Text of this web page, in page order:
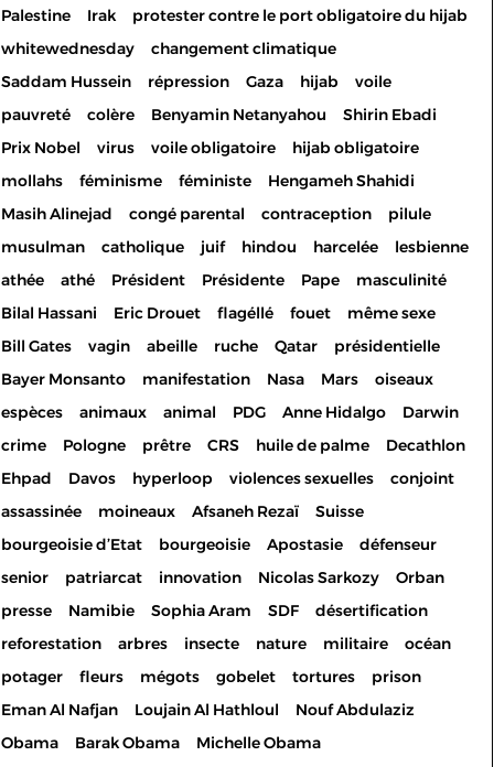
Palestine
Irak
protester contre le port obligatoire du hijab
whitewednesday
changement climatique
Saddam Hussein
répression Gaza hijab
voile
pauvreté
colère Benyamin Netanyahou
Shirin Ebadi
Prix Nobel
virus voile obligatoire
hijab obligatoire
mollahs
féminisme féministe
Hengameh Shahidi
Masih Alinejad
congé parental contraception
pilule
musulman
catholique juif hindou harcelée
lesbienne
athée
athé Président Présidente Pape
masculinité
Bilal Hassani
Eric Drouet flagéllé fouet
même sexe
Bill Gates
vagin abeille ruche Qatar
présidentielle
Bayer Monsanto
manifestation Nasa Mars
oiseaux
espèces
animaux animal PDG Anne Hidalgo
Darwin
crime
Pologne prêtre CRS huile de palme
Decathlon
Ehpad
Davos hyperloop violences sexuelles
conjoint
assassinée
moineaux Afsaneh Rezaï
Suisse
bourgeoisie d’Etat
bourgeoisie Apostasie
défenseur
senior
patriarcat innovation Nicolas Sarkozy
Orban
presse
Namibie Sophia Aram SDF
désertification
reforestation
arbres insecte nature militaire
océan
potager
fleurs mégots gobelet tortures
prison
Eman Al Nafjan
Loujain Al Hathloul
Nouf Abdulaziz
Obama
Barak Obama
Michelle Obama
Les cookies permettent le